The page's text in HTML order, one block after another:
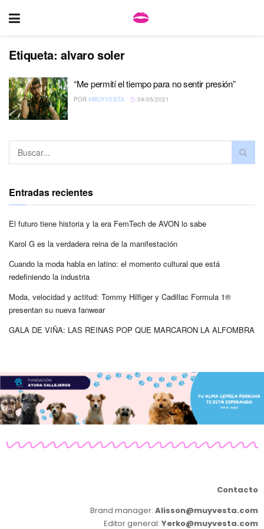
Etiqueta: alvaro soler
“Me permití el tiempo para no sentir presión”
POR #MUYVESTA 04/05/2021
Entradas recientes
El futuro tiene historia y la era FemTech de AVON lo sabe
Karol G es la verdadera reina de la manifestación
Cuando la moda habla en latino: el momento cultural que está
redefiniendo la industria
Moda, velocidad y actitud: Tommy Hilfiger y Cadillac Formula 1®
presentan su nueva fanwear
GALA DE VIÑA: LAS REINAS POP QUE MARCARON LA ALFOMBRA
Contacto
Brand manager: Alisson@muyvesta.com
Editor general: Yerko@muyvesta.com